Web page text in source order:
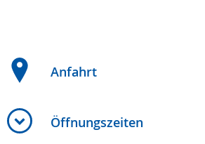
Anfahrt
Öffnungszeiten